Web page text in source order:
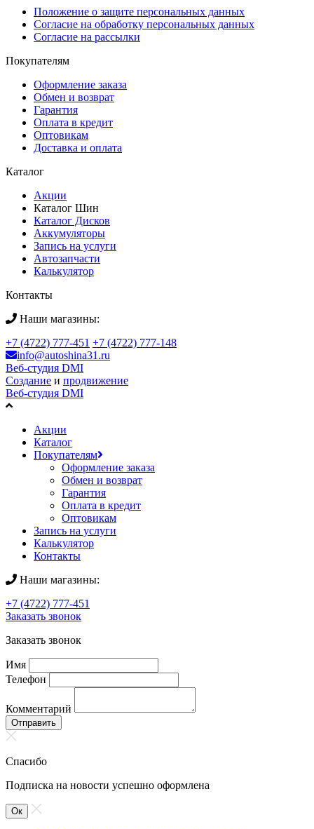
Положение о защите персональных данных
Согласие на обработку персональных данных
Согласие на рассылки
Покупателям
Оформление заказа
Обмен и возврат
Гарантия
Оплата в кредит
Оптовикам
Доставка и оплата
Каталог
Акции
Каталог Шин
Каталог Дисков
Аккумуляторы
Запись на услуги
Автозапчасти
Калькулятор
Контакты
Наши магазины:
+7 (4722) 777-451 +7 (4722) 777-148
info@autoshina31.ru
Веб-студия DMI
Создание и продвижение
Веб-студия DMI
Акции
Каталог
Покупателям
Оформление заказа
Обмен и возврат
Гарантия
Оплата в кредит
Оптовикам
Запись на услуги
Калькулятор
Контакты
Наши магазины:
+7 (4722) 777-451
Заказать звонок
Заказать звонок
Имя
Телефон
Комментарий
Отправить
Спасибо
Подписка на новости успешно оформлена
Ок